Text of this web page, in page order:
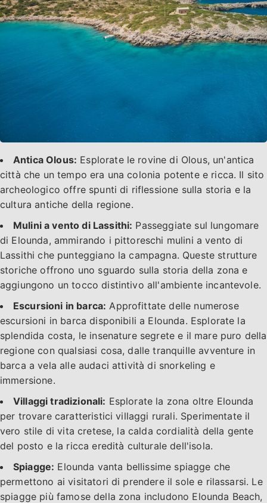
Antica Olous: Esplorate le rovine di Olous, un'antica
città che un tempo era una colonia potente e ricca. Il sito
archeologico offre spunti di riflessione sulla storia e la
cultura antiche della regione.
Mulini a vento di Lassithi: Passeggiate sul lungomare
di Elounda, ammirando i pittoreschi mulini a vento di
Lassithi che punteggiano la campagna. Queste strutture
storiche offrono uno sguardo sulla storia della zona e
aggiungono un tocco distintivo all'ambiente incantevole.
Escursioni in barca: Approfittate delle numerose
escursioni in barca disponibili a Elounda. Esplorate la
splendida costa, le insenature segrete e il mare puro della
regione con qualsiasi cosa, dalle tranquille avventure in
barca a vela alle audaci attività di snorkeling e
immersione.
Villaggi tradizionali: Esplorate la zona oltre Elounda
per trovare caratteristici villaggi rurali. Sperimentate il
vero stile di vita cretese, la calda cordialità della gente
del posto e la ricca eredità culturale dell'isola.
Spiagge: Elounda vanta bellissime spiagge che
permettono ai visitatori di prendere il sole e rilassarsi. Le
spiagge più famose della zona includono Elounda Beach,